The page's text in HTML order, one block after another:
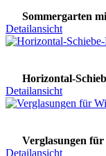
Sommergarten
Detailansicht
Horizontal-
Detailansicht
Verglasungen
Detailansicht